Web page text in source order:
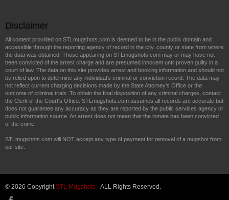
Disclaimer
All content provided on STLmugshots.com is deemed to be in the public domain and
accessible through the reporting agency of record in the city, county or state from where
the data was obtained. Those appearing on STLmugshots.com may or may have not
been convicted of the arrest charge and are presumed innocent until proven guilty in a
court of law. The data on this site provides arrest and booking information and should not
be relied upon to determine any individual's criminal or conviction record. The data may
not reflect current charging decisions made by the State Attorney's Office or the
outcome of criminal trials. To obtain the final disposition of any criminal charges, contact
the Clerk of the Court's Office. STLmugshots.com assumes all records are accurate but
does not guarantee any accuracy as they are reported by the public services agency or
public information source. An arrest does not mean that the inmate has been convicted
of the crime.
STLmugshots.com will NOT accept any type of payment for removal of a mugshot from
our site.
© 2026 Copyright STL Mugshots - ALL Rights Reserved.